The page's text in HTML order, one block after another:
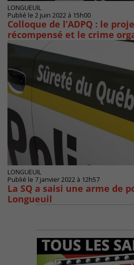
LONGUEUIL
Publié le 2 juin 2022 à 15h00
Colloque de l’ADPQ : le
récompensé et le crime
LONGUEUIL
Publié le 7 janvier 2022 à 12h57
La SQ a saisi une arme de
Longueuil